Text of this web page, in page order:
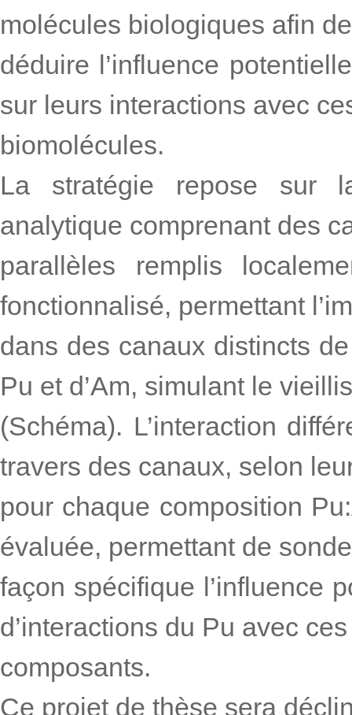
molécules biologiques afin de
déduire l’influence
sur leurs interactions avec
biomolécules.
La stratégie repose sur
analytique comprenant des
parallèles remplis
fonctionnalisé, permettant
dans des canaux distincts
Pu et d’Am, simulant le
(Schéma). L’interaction
travers des canaux, selon
pour chaque composition
évaluée, permettant de
façon spécifique l’influence
d’interactions du Pu avec ces
composants.
Ce projet de thèse sera